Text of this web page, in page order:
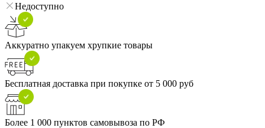
Недоступно
Аккуратно упакуем хрупкие товары
Бесплатная доставка при покупке от 5 000 руб
Более 1 000 пунктов самовывоза по РФ